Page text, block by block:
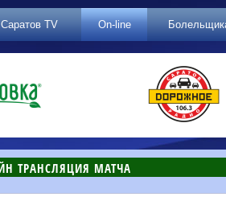
TV On-line
ТРАНСЛЯЦИЯ МАТЧА